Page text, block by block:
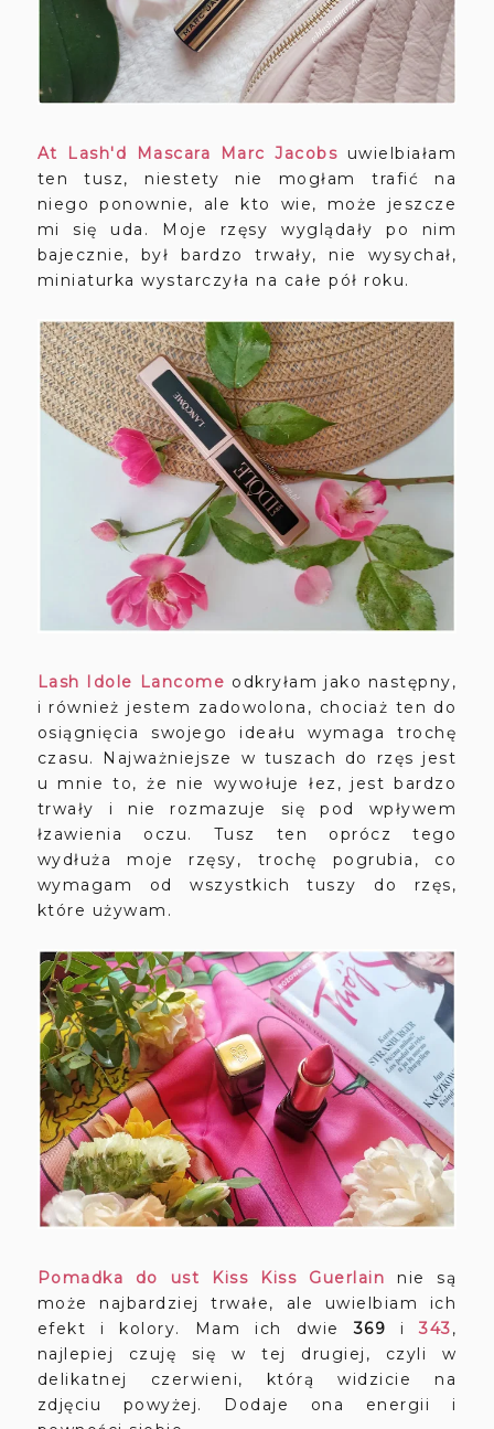
At Lash'd Mascara Marc Jacobs uwielbiałam
ten tusz, niestety nie mogłam trafić na
niego ponownie, ale kto wie, może jeszcze
mi się uda. Moje rzęsy wyglądały po nim
bajecznie, był bardzo trwały, nie wysychał,
miniaturka wystarczyła na całe pół roku.
Lash Idole Lancome odkryłam jako następny,
i również jestem zadowolona, chociaż ten do
osiągnięcia swojego ideału wymaga trochę
czasu. Najważniejsze w tuszach do rzęs jest
u mnie to, że nie wywołuje łez, jest bardzo
trwały i nie rozmazuje się pod wpływem
łzawienia oczu. Tusz ten oprócz tego
wydłuża moje rzęsy, trochę pogrubia, co
wymagam od wszystkich tuszy do rzęs,
które używam.
Pomadka do ust Kiss Kiss Guerlain
nie są
może najbardziej trwałe, ale uwielbiam ich
efekt i kolory. Mam ich dwie369 i343,
najlepiej czuję się w tej drugiej, czyli w
delikatnej czerwieni, którą widzicie na
zdjęciu powyżej. Dodaje ona energii i